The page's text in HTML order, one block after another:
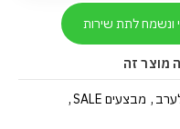
ונשמח לתת שירות
מוצר זה
, מבצעים SALE
,